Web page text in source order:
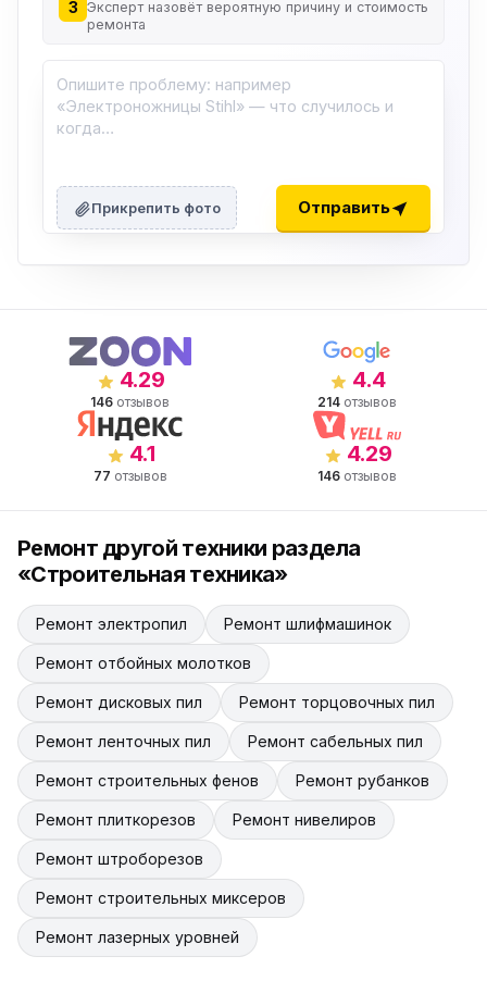
3 Эксперт назовёт вероятную причину и стоимость
ремонта
Прикрепить фото Отправить
4.29
146 отзывов
4.4
214 отзывов
4.1
77 отзывов
4.29
146 отзывов
Ремонт другой техники раздела
«Строительная техника»
Ремонт электропил Ремонт шлифмашинок
Ремонт отбойных молотков
Ремонт дисковых пил Ремонт торцовочных пил
Ремонт ленточных пил Ремонт сабельных пил
Ремонт строительных фенов Ремонт рубанков
Ремонт плиткорезов Ремонт нивелиров
Ремонт штроборезов
Ремонт строительных миксеров
Ремонт лазерных уровней